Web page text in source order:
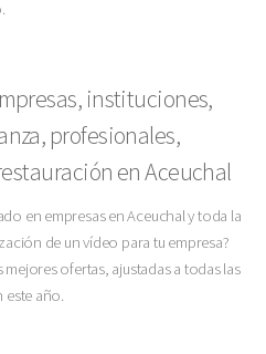
instituciones,
profesionales,
en Aceuchal
en empresas en Aceuchal y toda la
de un vídeo para tu empresa?
ofertas, ajustadas a todas las
este año.